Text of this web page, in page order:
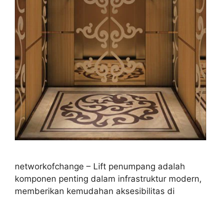
networkofchange – Lift penumpang adalah
komponen penting dalam infrastruktur modern,
memberikan kemudahan aksesibilitas di